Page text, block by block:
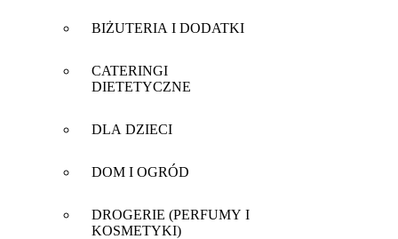
BIŻUTERIA I DODATKI
CATERINGI
DIETETYCZNE
DLA DZIECI
DOM I OGRÓD
DROGERIE (PERFUMY I
KOSMETYKI)